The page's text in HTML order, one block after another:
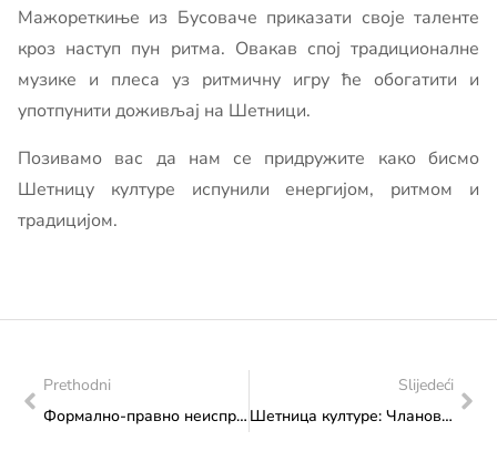
Мажореткиње из Бусоваче приказати своје таленте
кроз наступ пун ритма. Овакав спој традиционалне
музике и плеса уз ритмичну игру ће обогатити и
употпунити доживљај на Шетници.
Позивамо вас да нам се придружите како бисмо
Шетницу културе испунили енергијом, ритмом и
традицијом.
Prethodni
Формално-правно неисправне пријаве за Јавни позив – Трансфер за институције науке и културе од значаја за Босну и Херцеговину 2024
Slijedeći
Шетница културе: Чланови Хрватског културно-умјетничког друштва “Фра Карло Кујунџић” Брестовско и мажореткиње Хрватског културног друштва “Напредак” Бусовача наступили у програму Дана европског наслијеђа